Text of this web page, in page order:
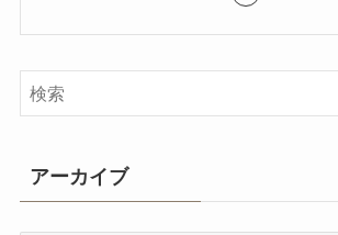
アーカイブ